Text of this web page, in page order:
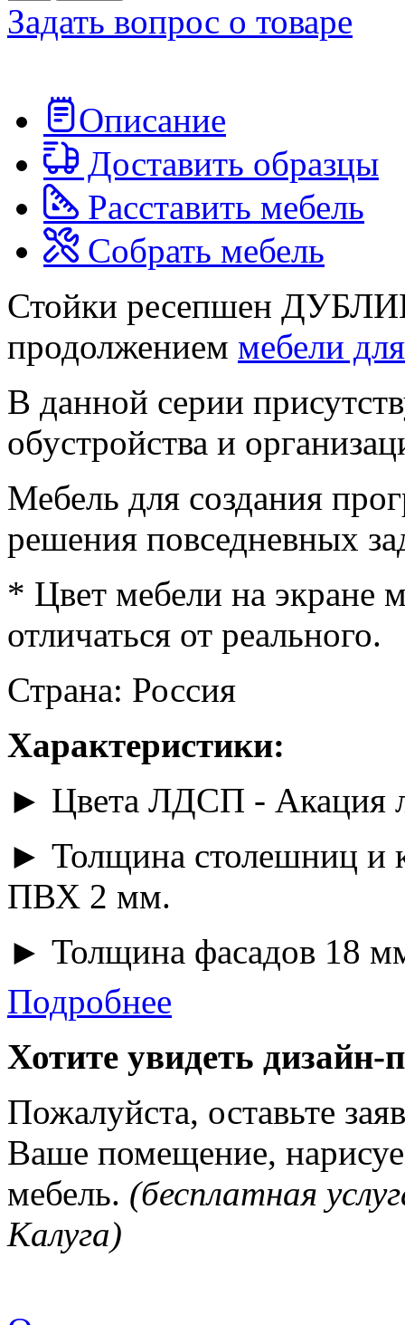
Задать вопрос о товаре
Описание
Доставить образцы
Расставить мебель
Собрать мебель
Стойки ресепшен
продолжением мебели
В данной серии
обустройства и
Мебель для создания
решения повседневных
* Цвет мебели на экране
отличаться от реального.
Страна: Россия
Характеристики:
► Цвета ЛДСП - Акация
► Толщина столешниц и
ПВХ 2 мм.
► Толщина фасадов 18
Подробнее
Хотите увидеть дизайн-
Пожалуйста, оставьте
Ваше помещение,
мебель. (бесплатная
Калуга)